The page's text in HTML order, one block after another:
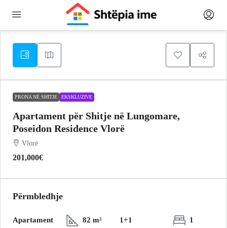
PRONA NË SHITJE EKSKLUZIVE
Apartament për Shitje në Lungomare,
Poseidon Residence Vlorë
Vlorë
201,000€
Përmbledhje
Apartament
82 m²
1+1
1